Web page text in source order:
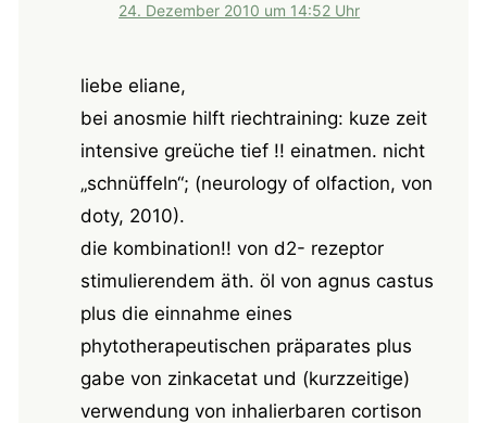
24. Dezember 2010 um 14:52 Uhr
liebe eliane,
bei anosmie hilft riechtraining: kuze zeit
intensive greüche tief !! einatmen. nicht
„schnüffeln“; (neurology of olfaction, von
doty, 2010).
die kombination!! von d2- rezeptor
stimulierendem äth. öl von agnus castus
plus die einnahme eines
phytotherapeutischen präparates plus
gabe von zinkacetat und (kurzzeitige)
verwendung von inhalierbaren cortison